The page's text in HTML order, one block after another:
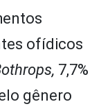
ofídicos
7,7%
gênero